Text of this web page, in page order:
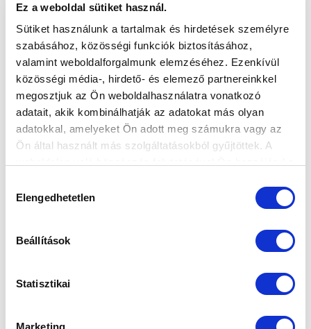
Ez a weboldal sütiket használ.
Sütiket használunk a tartalmak és hirdetések személyre
szabásához, közösségi funkciók biztosításához,
valamint weboldalforgalmunk elemzéséhez. Ezenkívül
közösségi média-, hirdető- és elemező partnereinkkel
megosztjuk az Ön weboldalhasználatra vonatkozó
adatait, akik kombinálhatják az adatokat más olyan
adatokkal, amelyeket Ön adott meg számukra vagy az
Ön által használt más szolgáltatásokból gyűjtöttek. A
kiválasztása
Elengedhetetlen
Beállítások
Statisztikai
Marketing
PALINCSÁR: „EGY KICSI HIÁNYZOTT –
NEKEM ÉS A CSAPATNAK IS” (VIDEÓ)
2021-07-31 14:02:23
Palincsár Martint kérdeztük a Gyirmót FC Győr elleni
találkozóról.